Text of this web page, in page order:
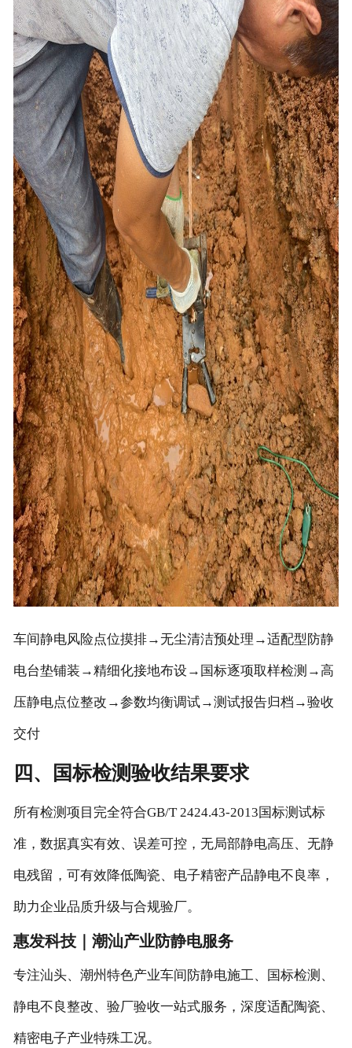
车间静电风险点位摸排→无尘清洁预处理→适配型防静
电台垫铺装→精细化接地布设→国标逐项取样检测→高
压静电点位整改→参数均衡调试→测试报告归档→验收
交付
四、国标检测验收结果要求
所有检测项目完全符合GB/T 2424.43-2013国标测试标
准，数据真实有效、误差可控，无局部静电高压、无静
电残留，可有效降低陶瓷、电子精密产品静电不良率，
助力企业品质升级与合规验厂。
惠发科技｜潮汕产业防静电服务
专注汕头、潮州特色产业车间防静电施工、国标检测、
静电不良整改、验厂验收一站式服务，深度适配陶瓷、
精密电子产业特殊工况。